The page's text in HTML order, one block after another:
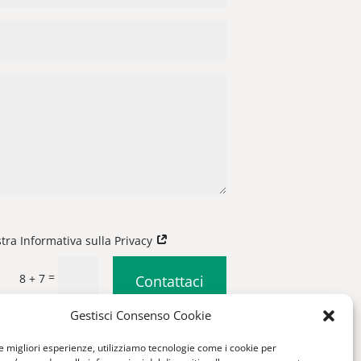
Gestisci Consenso Cookie
migliori esperienze, utilizziamo tecnologie come i cookie per
Informativa sulla Privacy
8 + 7= Contattaci